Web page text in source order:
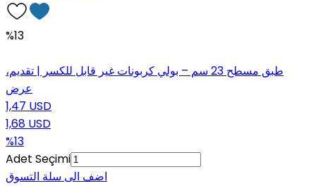
%13
طبق مسطح 23 سم – بولي كربونات غير قابل للكسر | تقديم،
عرض
1,47 USD
1,68 USD
%13
Adet Seçimi
اضف الى سلة التسوق